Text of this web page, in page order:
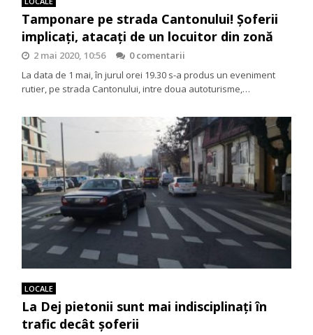
Tamponare pe strada Cantonului! Șoferii
implicați, atacați de un locuitor din zonă
2 mai 2020, 10:56
0 comentarii
La data de 1 mai, în jurul orei 19.30 s-a produs un eveniment
rutier, pe strada Cantonului, intre doua autoturisme,…
LOCALE
La Dej pietonii sunt mai indisciplinați în
trafic decât șoferii